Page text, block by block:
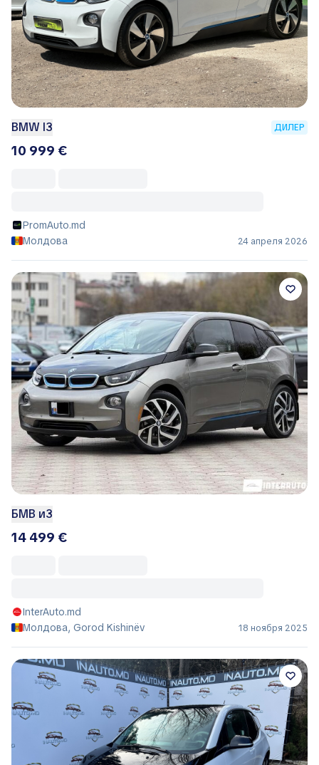
BMW I3 ДИЛЕР
10 999 €
PromAuto.md
Молдова
24 апреля 2026
БМВ и3
14 499 €
InterAuto.md
Молдова, Gorod Kishinëv
18 ноября 2025